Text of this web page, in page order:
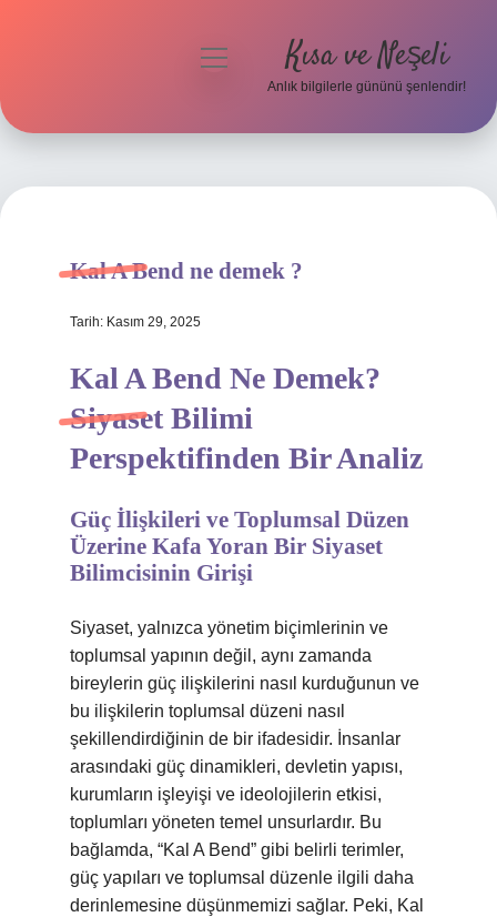
Hakkımızda
menüyü
Kısa ve Neşeli
Anlık bilgilerle gününü şenlendir!
Kal A Bend ne demek ?
Tarih: Kasım 29, 2025
Kal A Bend Ne Demek?
Siyaset Bilimi
Perspektifinden Bir Analiz
Güç İlişkileri ve Toplumsal Düzen
Üzerine Kafa Yoran Bir Siyaset
Bilimcisinin Girişi
Siyaset, yalnızca yönetim biçimlerinin ve
toplumsal yapının değil, aynı zamanda
bireylerin güç ilişkilerini nasıl kurduğunun ve
bu ilişkilerin toplumsal düzeni nasıl
şekillendirdiğinin de bir ifadesidir. İnsanlar
arasındaki güç dinamikleri, devletin yapısı,
kurumların işleyişi ve ideolojilerin etkisi,
toplumları yöneten temel unsurlardır. Bu
bağlamda, “Kal A Bend” gibi belirli terimler,
güç yapıları ve toplumsal düzenle ilgili daha
derinlemesine düşünmemizi sağlar. Peki, Kal